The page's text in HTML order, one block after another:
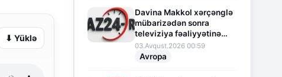
⬇ Yüklə
Davina Makkol xərçənglə
mübarizədən sonra
televiziya fəaliyyətinə
fasilə verir
03.Avqust.2026 00:59
Avropa